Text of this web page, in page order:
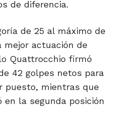
de diferencia.
de 25 al máximo de
mejor actuación de
Quattrocchio firmó
42 golpes netos para
puesto, mientras que
en la segunda posición